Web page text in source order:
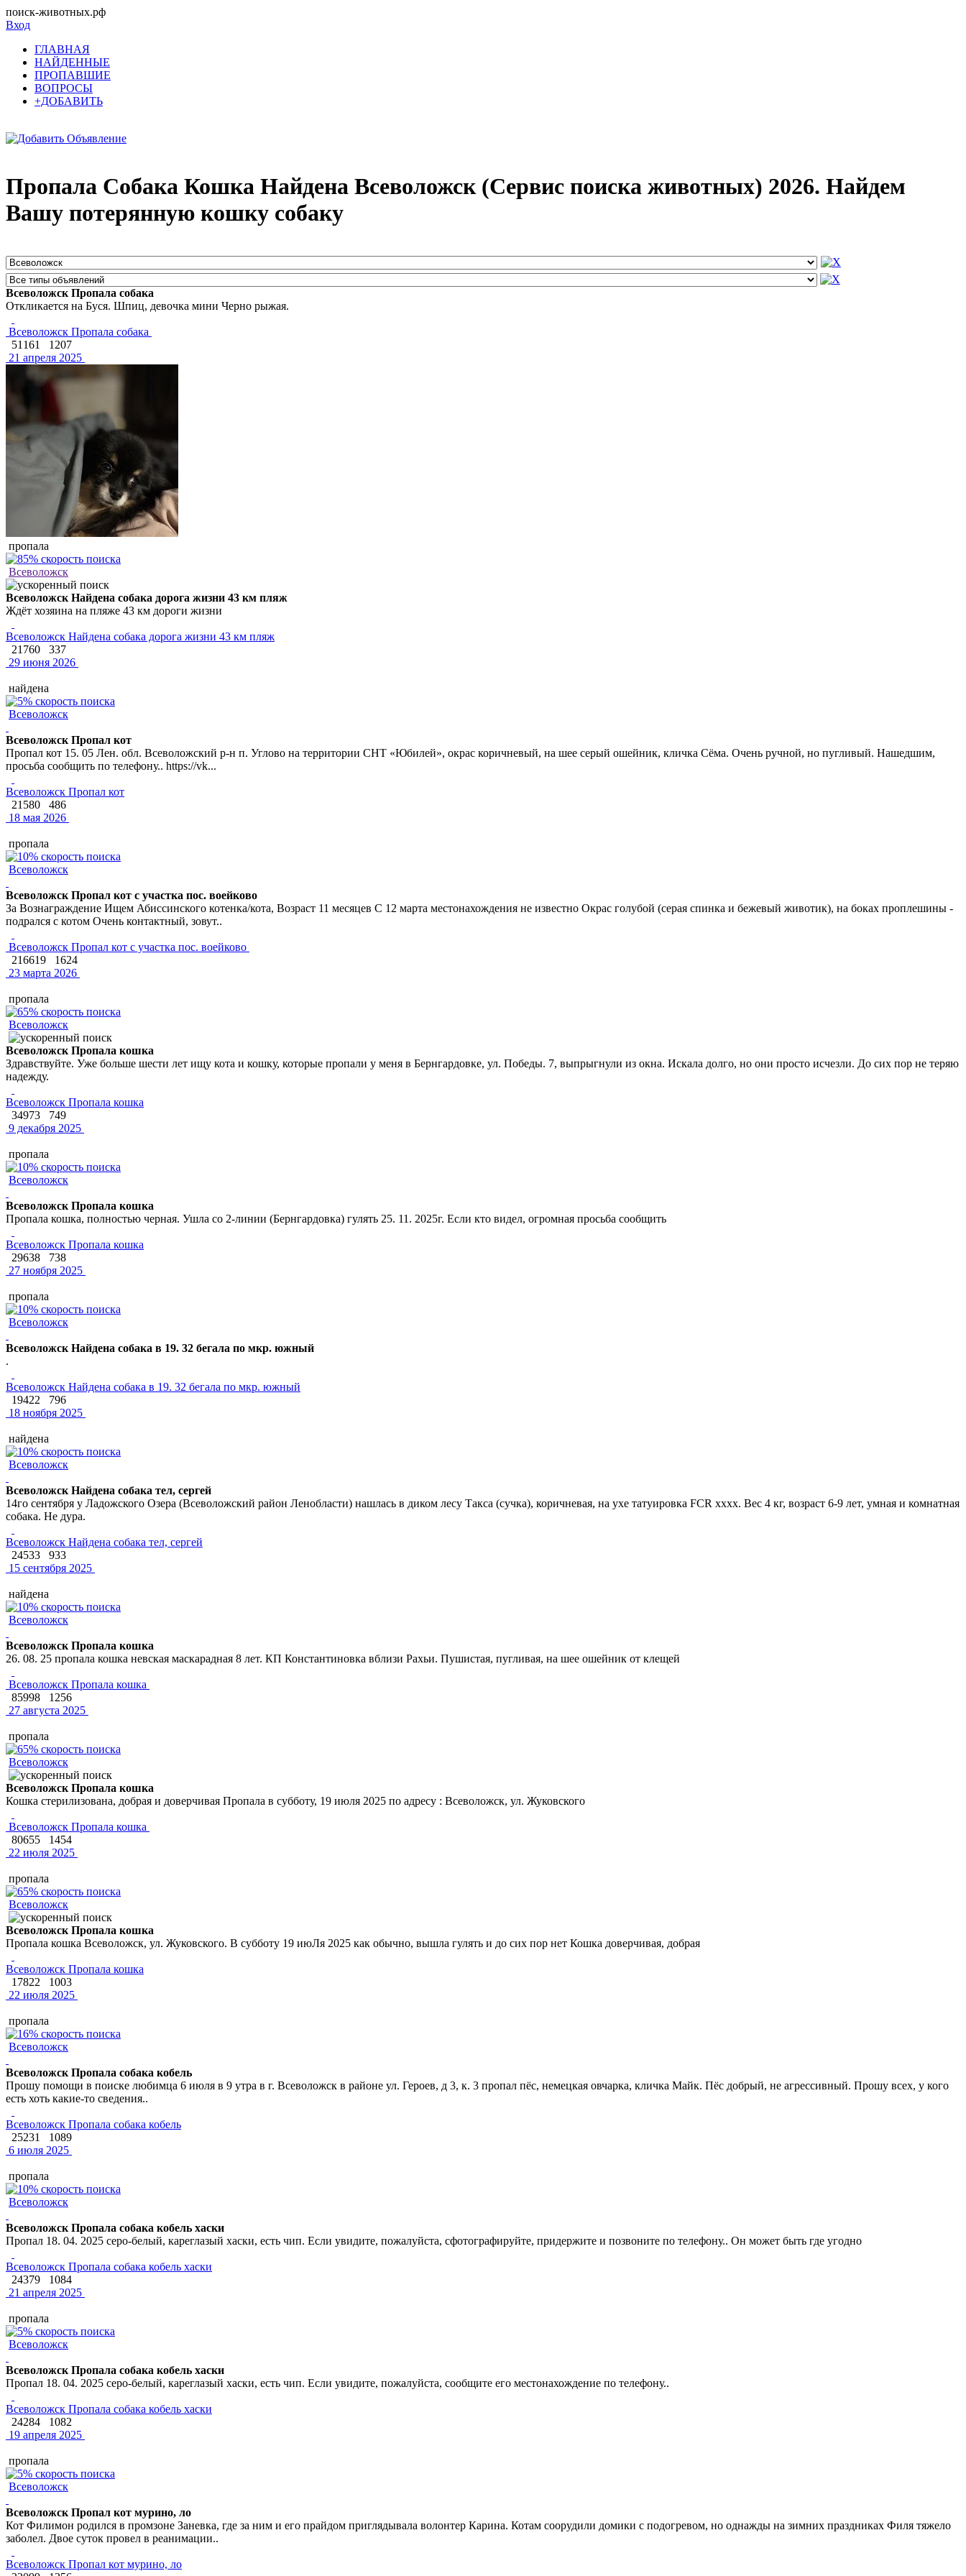
поиск-животных.рф
Вход
ГЛАВНАЯ
НАЙДЕННЫЕ
ПРОПАВШИЕ
ВОПРОСЫ
+ДОБАВИТЬ
Пропала Собака Кошка Найдена Всеволожск (Сервис поиска животных) 2026. Найдем
Вашу потерянную кошку собаку
Всеволожск Пропала собака
Откликается на Буся. Шпиц, девочка мини Черно рыжая.
Всеволожск Пропала собака
51161
1207
21 апреля 2025
пропала
Всеволожск
Всеволожск Найдена собака дорога жизни 43 км пляж
Ждёт хозяина на пляже 43 км дороги жизни
Всеволожск Найдена собака дорога жизни 43 км пляж
21760
337
29 июня 2026
найдена
Всеволожск
Всеволожск Пропал кот
Пропал кот 15. 05 Лен. обл. Всеволожский р-н п. Углово на территории СНТ «Юбилей», окрас коричневый, на шее серый ошейник, кличка Сёма. Очень ручной, но пугливый. Нашедшим,
просьба сообщить по телефону.. https://vk...
Всеволожск Пропал кот
21580
486
18 мая 2026
пропала
Всеволожск
Всеволожск Пропал кот с участка пос. воейково
За Вознаграждение Ищем Абиссинского котенка/кота, Возраст 11 месяцев С 12 марта местонахождения не известно Окрас голубой (серая спинка и бежевый животик), на боках проплешины -
подрался с котом Очень контактный, зовут..
Всеволожск Пропал кот с участка пос. воейково
216619
1624
23 марта 2026
пропала
Всеволожск
Всеволожск Пропала кошка
Здравствуйте. Уже больше шести лет ищу кота и кошку, которые пропали у меня в Бернгардовке, ул. Победы. 7, выпрыгнули из окна. Искала долго, но они просто исчезли. До сих пор не теряю
надежду.
Всеволожск Пропала кошка
34973
749
9 декабря 2025
пропала
Всеволожск
Всеволожск Пропала кошка
Пропала кошка, полностью черная. Ушла со 2-линии (Бернгардовка) гулять 25. 11. 2025г. Если кто видел, огромная просьба сообщить
Всеволожск Пропала кошка
29638
738
27 ноября 2025
пропала
Всеволожск
Всеволожск Найдена собака в 19. 32 бегала по мкр. южный
.
Всеволожск Найдена собака в 19. 32 бегала по мкр. южный
19422
796
18 ноября 2025
найдена
Всеволожск
Всеволожск Найдена собака тел, сергей
14го сентября у Ладожского Озера (Всеволожский район Ленобласти) нашлась в диком лесу Такса (сучка), коричневая, на ухе татуировка FCR хххх. Вес 4 кг, возраст 6-9 лет, умная и комнатная
собака. Не дура.
Всеволожск Найдена собака тел, сергей
24533
933
15 сентября 2025
найдена
Всеволожск
Всеволожск Пропала кошка
26. 08. 25 пропала кошка невская маскарадная 8 лет. КП Константиновка вблизи Рахьи. Пушистая, пугливая, на шее ошейник от клещей
Всеволожск Пропала кошка
85998
1256
27 августа 2025
пропала
Всеволожск
Всеволожск Пропала кошка
Кошка стерилизована, добрая и доверчивая Пропала в субботу, 19 июля 2025 по адресу : Всеволожск, ул. Жуковского
Всеволожск Пропала кошка
80655
1454
22 июля 2025
пропала
Всеволожск
Всеволожск Пропала кошка
Пропала кошка Всеволожск, ул. Жуковского. В субботу 19 июЛя 2025 как обычно, вышла гулять и до сих пор нет Кошка доверчивая, добрая
Всеволожск Пропала кошка
17822
1003
22 июля 2025
пропала
Всеволожск
Всеволожск Пропала собака кобель
Прошу помощи в поиске любимца 6 июля в 9 утра в г. Всеволожск в районе ул. Героев, д 3, к. 3 пропал пёс, немецкая овчарка, кличка Майк. Пёс добрый, не агрессивный. Прошу всех, у кого
есть хоть какие-то сведения..
Всеволожск Пропала собака кобель
25231
1089
6 июля 2025
пропала
Всеволожск
Всеволожск Пропала собака кобель хаски
Пропал 18. 04. 2025 серо-белый, кареглазый хаски, есть чип. Если увидите, пожалуйста, сфотографируйте, придержите и позвоните по телефону.. Он может быть где угодно
Всеволожск Пропала собака кобель хаски
24379
1084
21 апреля 2025
пропала
Всеволожск
Всеволожск Пропала собака кобель хаски
Пропал 18. 04. 2025 серо-белый, кареглазый хаски, есть чип. Если увидите, пожалуйста, сообщите его местонахождение по телефону..
Всеволожск Пропала собака кобель хаски
24284
1082
19 апреля 2025
пропала
Всеволожск
Всеволожск Пропал кот мурино, ло
Кот Филимон родился в промзоне Заневка, где за ним и его прайдом приглядывала волонтер Карина. Котам соорудили домики с подогревом, но однажды на зимних праздниках Филя тяжело
заболел. Двое суток провел в реанимации..
Всеволожск Пропал кот мурино, ло